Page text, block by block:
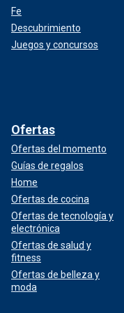
Fe
Descubrimiento
Juegos y concursos
Ofertas
Ofertas del momento
Guías de regalos
Home
Ofertas de cocina
Ofertas de tecnología y
electrónica
Ofertas de salud y
fitness
Ofertas de belleza y
moda